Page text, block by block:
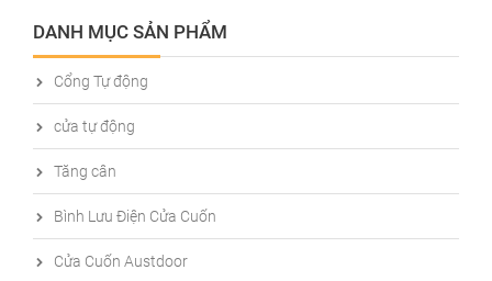
DANH MỤC SẢN PHẨM
Cổng Tự động
cửa tự động
Tăng cân
Bình Lưu Điện Cửa Cuốn
Cửa Cuốn Austdoor